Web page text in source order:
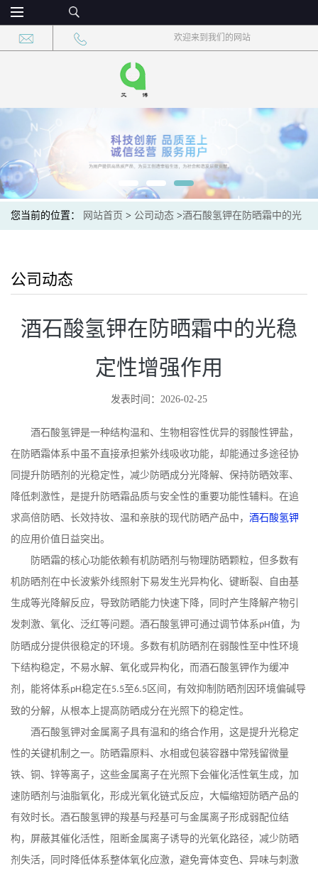
欢迎来到我们的网站
您当前的位置： 网站首页 > 公司动态 >酒石酸氢钾在防晒霜中的光
公司动态
酒石酸氢钾在防晒霜中的光稳
定性增强作用
发表时间：2026-02-25
酒石酸氢钾是一种结构温和、生物相容性优异的弱酸性钾盐，
在防晒霜体系中虽不直接承担紫外线吸收功能，却能通过多途径协
同提升防晒剂的光稳定性，减少防晒成分光降解、保持防晒效率、
降低刺激性，是提升防晒霜品质与安全性的重要功能性辅料。在追
求高倍防晒、长效持妆、温和亲肤的现代防晒产品中， 酒石酸氢钾
的应用价值日益突出。
防晒霜的核心功能依赖有机防晒剂与物理防晒颗粒，但多数有
机防晒剂在中长波紫外线照射下易发生光异构化、键断裂、自由基
生成等光降解反应，导致防晒能力快速下降，同时产生降解产物引
发刺激、氧化、泛红等问题。酒石酸氢钾可通过调节体系pH值，为
防晒成分提供很稳定的环境。多数有机防晒剂在弱酸性至中性环境
下结构稳定，不易水解、氧化或异构化，而酒石酸氢钾作为缓冲
剂，能将体系pH稳定在5.5至6.5 区间，有效抑制防晒剂因环境偏碱导
致的分解，从根本上提高防晒成分在光照下的稳定性。
酒石酸氢钾对金属离子具有温和的络合作用，这是提升光稳定
性的关键机制之一。防晒霜原料、水相或包装容器中常残留微量
铁、铜、锌等离子，这些金属离子在光照下会催化活性氧生成，加
速防晒剂与油脂氧化，形成光氧化链式反应，大幅缩短防晒产品的
有效时长。酒石酸氢钾的羧基与羟基可与金属离子形成弱配位结
构，屏蔽其催化活性，阻断金属离子诱导的光氧化路径，减少防晒
剂失活，同时降低体系整体氧化应激，避免膏体变色、异味与刺激